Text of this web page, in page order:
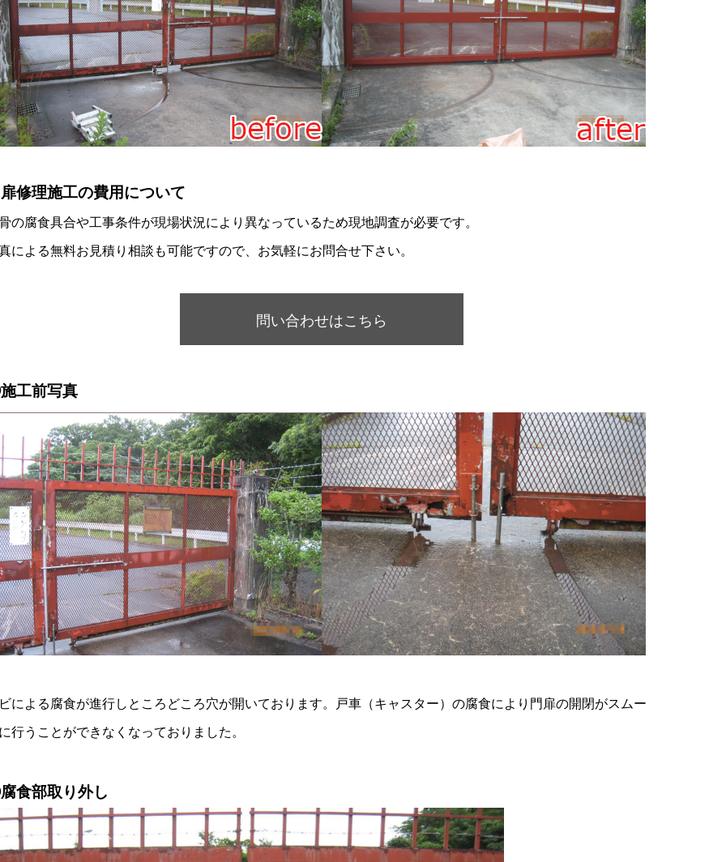
修理施工の費用について
の腐食具合や工事条件が現場状況により異なっているため現地調査が必要です。
による無料お見積り相談も可能ですので、お気軽にお問合せ下さい。
問い合わせはこちら
工前写真
による腐食が進行しところどころ穴が開いております。戸車（キャスター）の腐食により門扉の開閉がスムー
行うことができなくなっておりました。
食部取り外し